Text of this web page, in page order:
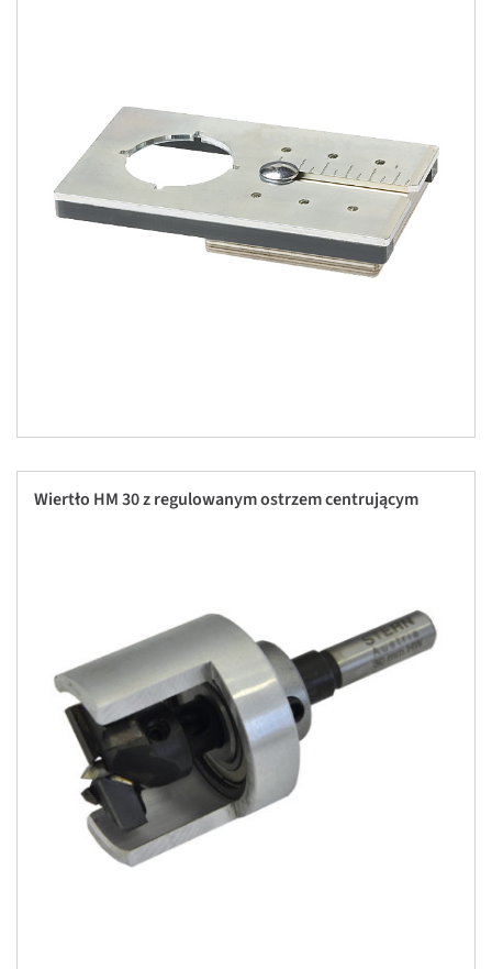
Wiertło HM 30 z regulowanym ostrzem centrującym